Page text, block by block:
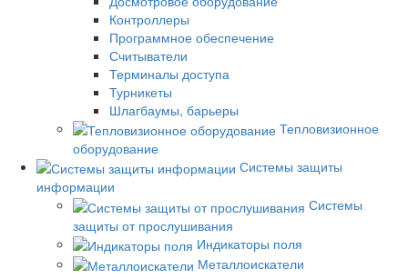
Контроллеры
Программное обеспечение
Считыватели
Терминалы доступа
Турникеты
Шлагбаумы, барьеры
Тепловизионное
оборудование
Системы защиты
информации
Системы
защиты от прослушивания
Индикаторы поля
Металлоискатели